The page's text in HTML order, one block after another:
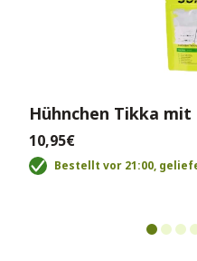
Hühnchen Tikka mit
10,95€
Bestellt vor 21:00,